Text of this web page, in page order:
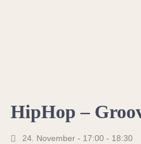
HipHop –
24. November - 17:00 - 18:30